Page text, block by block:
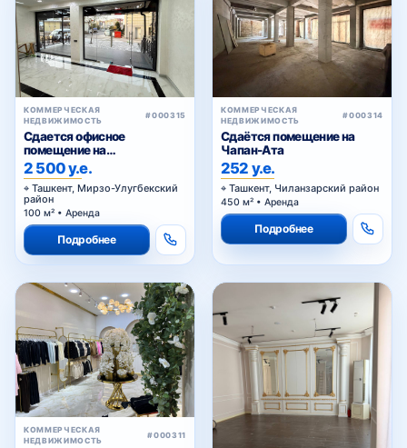
КОММЕРЧЕСКАЯ
НЕДВИЖИМОСТЬ
#000315
Сдается офисное
помещение на
Циолковском
2 500 у.е.
Ташкент, Мирзо-Улугбекский
район
100 м² • Аренда
Подробнее
КОММЕРЧЕСКАЯ
НЕДВИЖИМОСТЬ
#000314
Сдаётся помещение на
Чапан-Ата
252 у.е.
Ташкент, Чиланзарский район
450 м² • Аренда
Подробнее
КОММЕРЧЕСКАЯ
НЕДВИЖИМОСТЬ
#000311